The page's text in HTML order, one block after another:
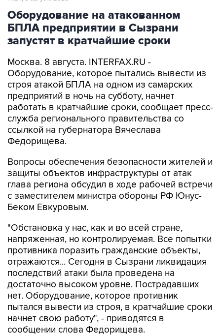
Оборудование на атакованном
БПЛА предприятии в Сызрани
запустят в кратчайшие сроки
Москва. 8 августа. INTERFAX.RU -
Оборудование, которое пытались вывести из
строя атакой БПЛА на одном из самарских
предприятий в ночь на субботу, начнет
работать в кратчайшие сроки, сообщает пресс-
служба регионального правительства со
ссылкой на губернатора Вячеслава
Федорищева.
Вопросы обеспечения безопасности жителей и
защиты объектов инфраструктуры от атак
глава региона обсудил в ходе рабочей встречи
с заместителем министра обороны РФ Юнус-
Беком Евкуровым.
"Обстановка у нас, как и во всей стране,
напряженная, но контролируемая. Все попытки
противника поразить гражданские объекты,
отражаются... Сегодня в Сызрани ликвидация
последствий атаки была проведена на
достаточно высоком уровне. Пострадавших
нет. Оборудование, которое противник
пытался вывести из строя, в кратчайшие сроки
начнет свою работу", - приводятся в
сообщении слова Федорищева.